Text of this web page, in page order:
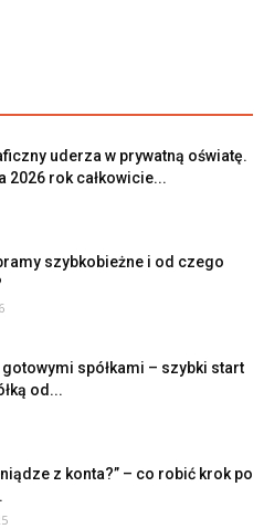
uderza w prywatną oświatę.
2026 rok całkowicie...
szybkobieżne i od czego
spółkami – szybki start
od...
z konta?” – co robić krok po